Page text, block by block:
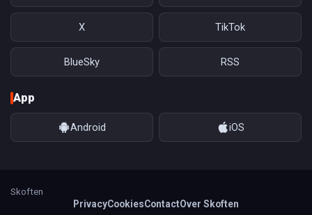
X TikTok
BlueSky RSS
App
Android iOS
Skoften
PrivacyCookiesContactOver Skoften